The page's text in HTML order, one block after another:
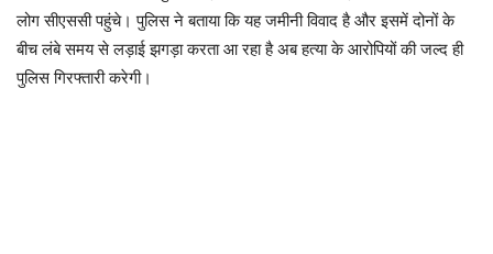
लोग सीएससी पहुंचे। पुलिस ने बताया कि यह जमीनी विवाद है और इसमें दोनों के
बीच लंबे समय से लड़ाई झगड़ा करता आ रहा है अब हत्या के आरोपियों की जल्द ही
पुलिस गिरफ्तारी करेगी।